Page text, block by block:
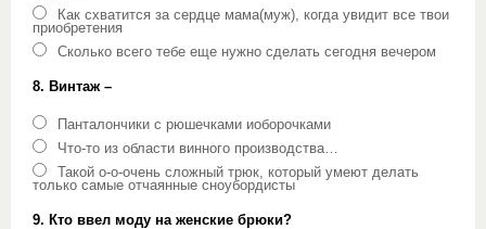
Как схватится за сердце мама(муж), когда увидит все твои
приобретения
Сколько всего тебе еще нужно сделать сегодня вечером
8. Винтаж –
Панталончики с рюшечками иоборочками
Что-то из области винного производства…
Такой о-о-очень сложный трюк, который умеют делать
только самые отчаянные сноубордисты
9. Кто ввел моду на женские брюки?